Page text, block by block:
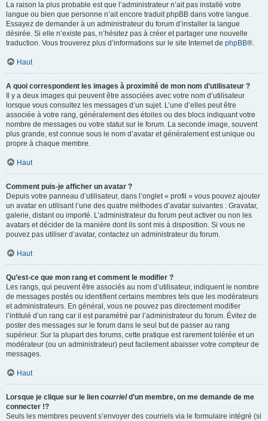
La raison la plus probable est que l’administrateur n’ait pas installé votre
langue ou bien que personne n’ait encore traduit phpBB dans votre langue.
Essayez de demander à un administrateur du forum d’installer la langue
désirée. Si elle n’existe pas, n’hésitez pas à créer et partager une nouvelle
traduction. Vous trouverez plus d’informations sur le site Internet de phpBB®.
Haut
A quoi correspondent les images à proximité de mon nom d’utilisateur ?
Il y a deux images qui peuvent être associées avec votre nom d’utilisateur
lorsque vous consultez les messages d’un sujet. L’une d’elles peut être
associée à votre rang, généralement des étoiles ou des blocs indiquant votre
nombre de messages ou votre statut sur le forum. La seconde image, souvent
plus grande, est connue sous le nom d’avatar et généralement est unique ou
propre à chaque membre.
Haut
Comment puis-je afficher un avatar ?
Depuis votre panneau d’utilisateur, dans l’onglet « profil » vous pouvez ajouter
un avatar en utilisant l’une des quatre méthodes d’avatar suivantes : Gravatar,
galerie, distant ou importé. L’administrateur du forum peut activer ou non les
avatars et décider de la manière dont ils sont mis à disposition. Si vous ne
pouvez pas utiliser d’avatar, contactez un administrateur du forum.
Haut
Qu’est-ce que mon rang et comment le modifier ?
Les rangs, qui peuvent être associés au nom d’utilisateur, indiquent le nombre
de messages postés ou identifient certains membres tels que les modérateurs
et administrateurs. En général, vous ne pouvez pas directement modifier
l’intitulé d’un rang car il est paramétré par l’administrateur du forum. Évitez de
poster des messages sur le forum dans le seul but de passer au rang
supérieur. Sur la plupart des forums, cette pratique est rarement tolérée et un
modérateur (ou un administrateur) peut facilement abaisser votre compteur de
messages.
Haut
Lorsque je clique sur le lien courrield’un membre, on me demande de me
connecter !?
Seuls les membres peuvent s’envoyer des courriels via le formulaire intégré (si